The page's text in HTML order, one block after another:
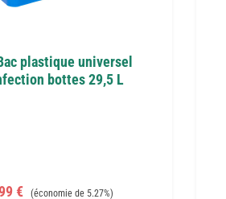
plastique universel
bottes 29,5 L
de vente :
€ Prix régulier :
(économie de 5.27%)